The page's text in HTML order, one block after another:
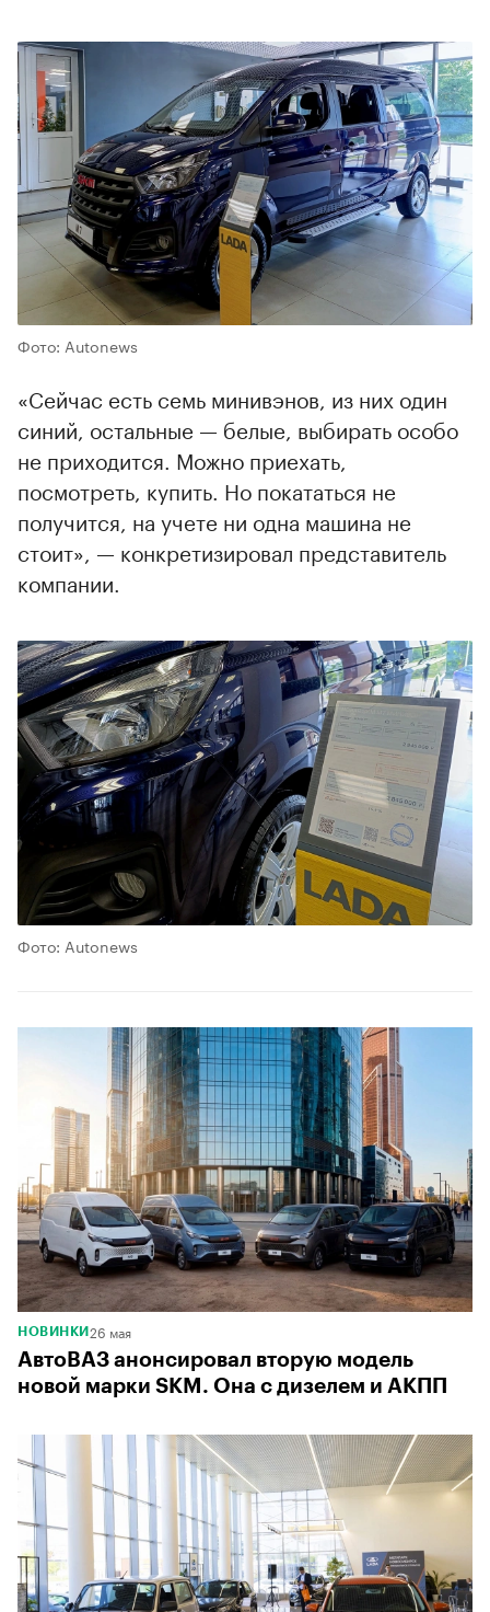
Фото: Autonews
«Сейчас есть семь минивэнов, из них один
синий, остальные — белые, выбирать особо
не приходится. Можно приехать,
посмотреть, купить. Но покататься не
получится, на учете ни одна машина не
стоит», — конкретизировал представитель
компании.
Фото: Autonews
НОВИНКИ 26 мая
АвтоВАЗ анонсировал вторую модель
новой марки SKM. Она с дизелем и АКПП